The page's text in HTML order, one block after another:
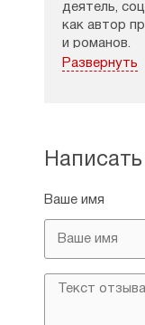
деятель,
как автор
и романов.
Джек
Развернуть
Ваше имя